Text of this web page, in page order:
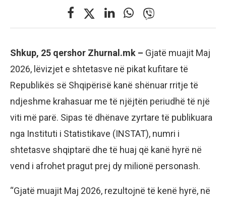
Shkup, 25 qershor Zhurnal.mk – Gjatë muajit Maj
2026, lëvizjet e shtetasve në pikat kufitare të
Republikës së Shqipërisë kanë shënuar rritje të
ndjeshme krahasuar me të njëjtën periudhë të një
viti më parë. Sipas të dhënave zyrtare të publikuara
nga Instituti i Statistikave (INSTAT), numri i
shtetasve shqiptarë dhe të huaj që kanë hyrë në
vend i afrohet pragut prej dy milionë personash.
“Gjatë muajit Maj 2026, rezultojnë të kenë hyrë, në